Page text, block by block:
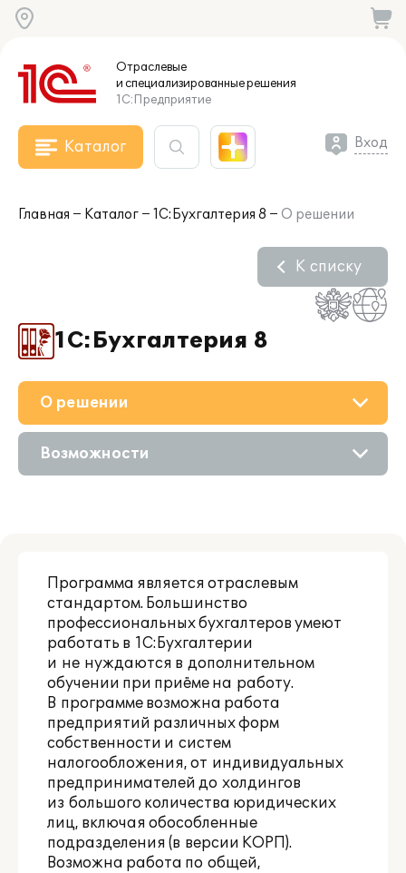
Отраслевые
и специализированныерешения
1С:Предприятие
Каталог Вход
Главная Каталог 1С:Бухгалтерия 8 О решении
1С:Бухгалтерия 8
К списку
О решении
Приобретение
Партнерам
Возможности
Сравнение версий
Программа является отраслевым
стандартом. Большинство
профессиональных бухгалтеров умеют
работать в 1С:Бухгалтерии
и не нуждаются в дополнительном
обучении при приёме на работу.
В программе возможна работа
предприятий различных форм
собственности и систем
налогообложения, от индивидуальных
предпринимателей до холдингов
из большого количества юридических
лиц, включая обособленные
подразделения (в версии КОРП).
Возможна работа по общей,